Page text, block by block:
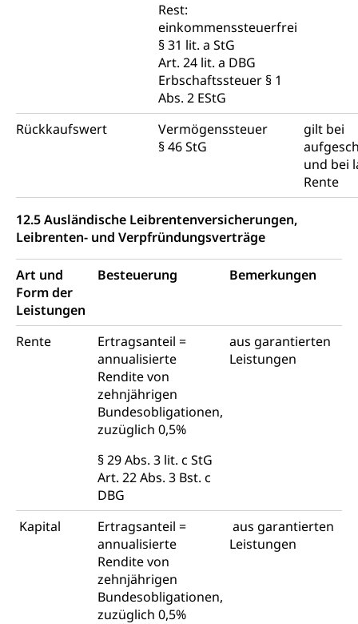
Rest:
einkommenssteuerfrei
§ 31 lit. a StG
Art. 24 lit. a DBG
Erbschaftssteuer § 1
Abs. 2 EStG
Rückkaufswert
Vermögenssteuer
§ 46 StG
gilt bei
und bei
Rente
12.5 Ausländische Leibrentenversicherungen,
Leibrenten- und Verpfründungsverträge
Art und
Form der
Leistungen
Besteuerung Bemerkungen
Rente
Ertragsanteil =
annualisierte
Rendite von
zehnjährigen
Bundesobligationen,
zuzüglich 0,5%
§ 29 Abs. 3 lit. c StG
Art. 22 Abs. 3 Bst. c
DBG
aus garantierten
Leistungen
Kapital
Ertragsanteil =
annualisierte
Rendite von
zehnjährigen
Bundesobligationen,
zuzüglich 0,5%
aus garantierten
Leistungen